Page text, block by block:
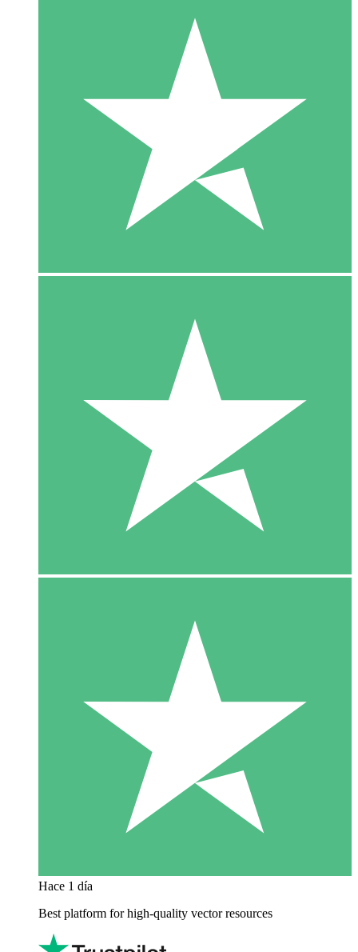
Hace 1 día
Best platform for high-quality vector resources